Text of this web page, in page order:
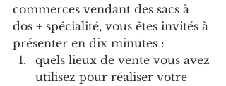
commerces vendant des sacs à
dos + spécialité, vous êtes invités à
présenter en dix minutes :
quels lieux de vente vous avez
utilisez pour réaliser votre